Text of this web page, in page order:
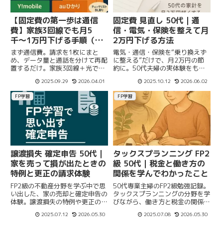
【固定費の第一歩は通信
費】家族3回線でも月5
千〜1万円下げる手順（保
存版）
まず通信費。請求を1枚にまと
め、データ量と通話を分けて再配
置するだけ。家族3回線＋光でも
表・CTA付き。2025.09.29 2026.04.01
固定費 見直し 50代｜通
信・電気・保険を整えて月
2万円下げる方法
電気・通信・保険を“乗り換えず
に整える”だけで、月2万円の節
約に。50代夫婦の実体験をもと
介します。2025.10.12 2026.06.02
FP学習
譲渡損失 確定申告 50代｜
家を売って損が出たときの
特例と更正の請求体験
FP2級の不動産分野を学ぶ中で思
い出した、家の売却と確定申告の
体験。譲渡損失の特例や更正の請
を、50代のFP学び直しの視点か
2025.07.12 2026.05.30
FP学習
タックスプランニング FP2
級 50代｜税金と働き方の
関係を学んでわかったこと
50代専業主婦のFP2級勉強記録。
タックスプランニングの分野を学
びながら、働き方と税金の関係や
を交えてまとめました。
2025.07.08 2026.05.30